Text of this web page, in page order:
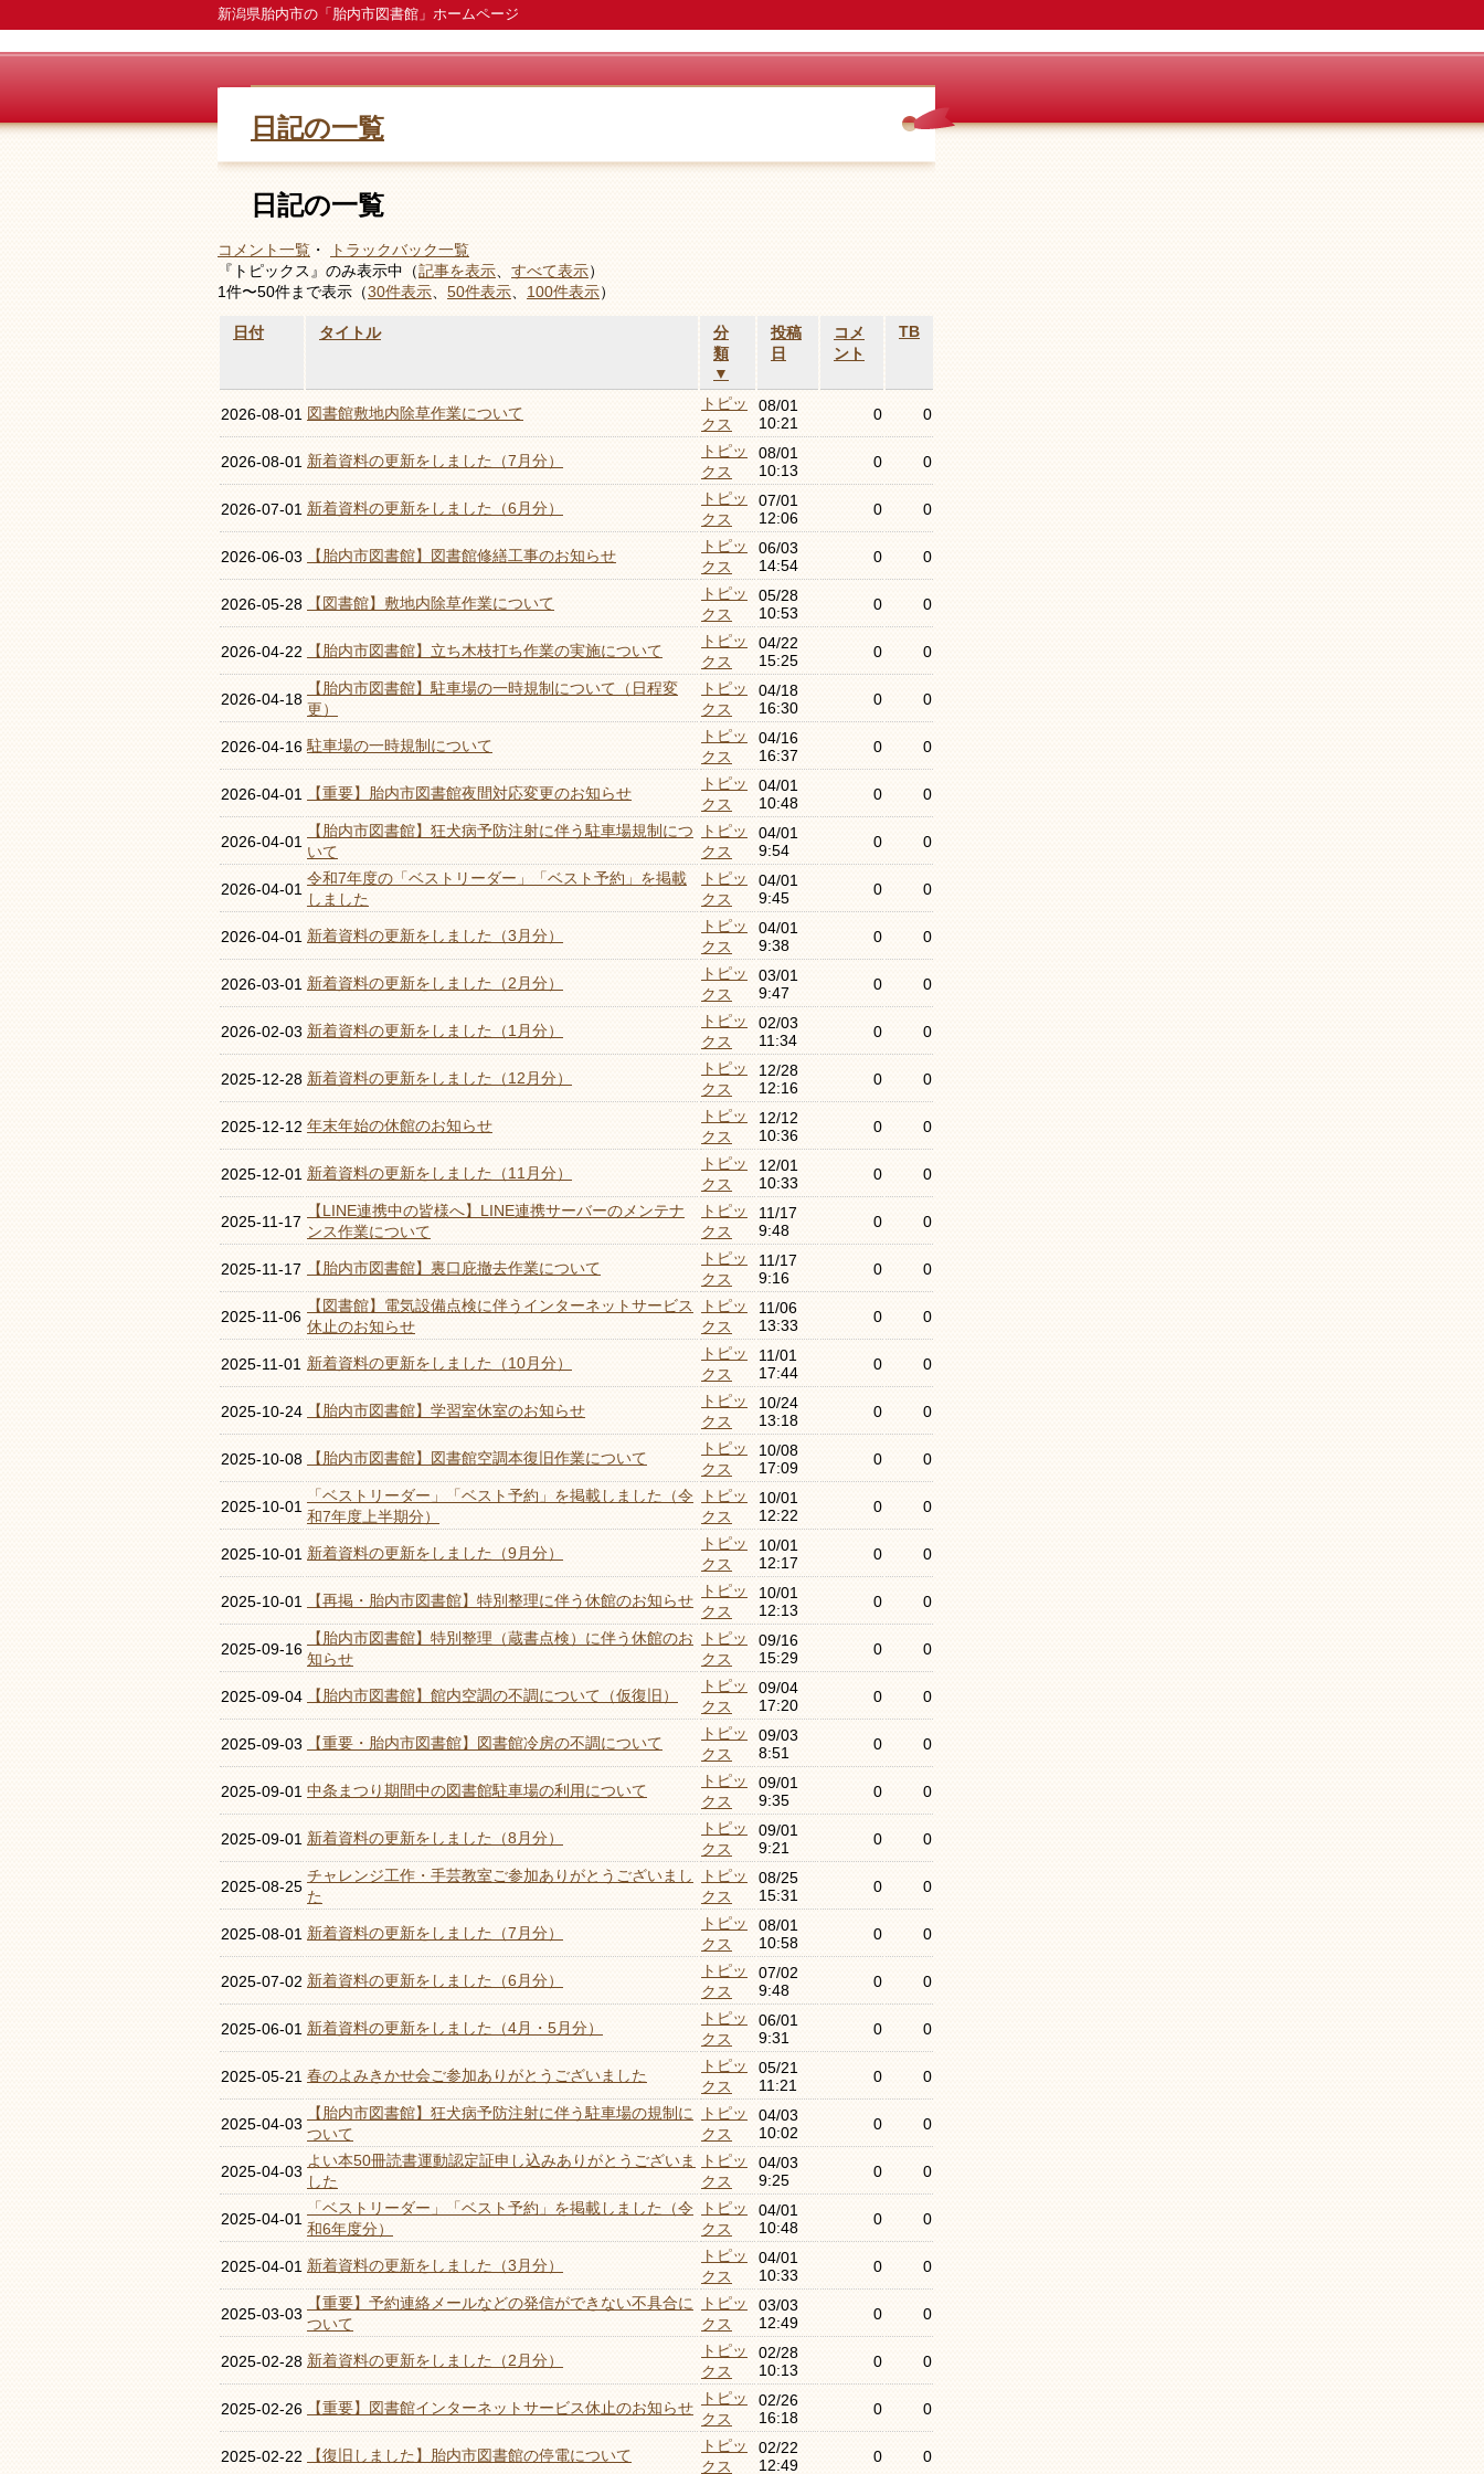
新潟県胎内市の「胎内市図書館」ホームページ
日記の一覧
日記の一覧
コメント一覧 ・
トラックバック一覧
『トピックス』のみ表示中（記事を表示 すべて表示）
1件〜50件まで表示（30件表示 50件表示 100件表示）
日付 タイトル
分
類
▼
投稿
日
コメ
ント
TB
2026-08-01 図書館敷地内除草作業について
トピッ
クス
08/01
10:21
0 0
2026-08-01 新着資料の更新をしました（7月分）
トピッ
クス
08/01
10:13
0 0
2026-07-01 新着資料の更新をしました（6月分）
トピッ
クス
07/01
12:06
0 0
2026-06-03 【胎内市図書館】図書館修繕工事のお知らせ
トピッ
クス
06/03
14:54
0 0
2026-05-28 【図書館】敷地内除草作業について
トピッ
クス
05/28
10:53
0 0
2026-04-22 【胎内市図書館】立ち木枝打ち作業の実施について
トピッ
クス
04/22
15:25
0 0
2026-04-18
【胎内市図書館】駐車場の一時規制について（日程変
更）
トピッ
クス
04/18
16:30
0 0
2026-04-16 駐車場の一時規制について
トピッ
クス
04/16
16:37
0 0
2026-04-01 【重要】胎内市図書館夜間対応変更のお知らせ
トピッ
クス
04/01
10:48
0 0
2026-04-01
【胎内市図書館】狂犬病予防注射に伴う駐車場規制につ
いて
トピッ
クス
04/01
9:54
0 0
2026-04-01
令和7年度の「ベストリーダー」「ベスト予約」を掲載
しました
トピッ
クス
04/01
9:45
0 0
2026-04-01 新着資料の更新をしました（3月分）
トピッ
クス
04/01
9:38
0 0
2026-03-01 新着資料の更新をしました（2月分）
トピッ
クス
03/01
9:47
0 0
2026-02-03 新着資料の更新をしました（1月分）
トピッ
クス
02/03
11:34
0 0
2025-12-28 新着資料の更新をしました（12月分）
トピッ
クス
12/28
12:16
0 0
2025-12-12 年末年始の休館のお知らせ
トピッ
クス
12/12
10:36
0 0
2025-12-01 新着資料の更新をしました（11月分）
トピッ
クス
12/01
10:33
0 0
2025-11-17
【LINE連携中の皆様へ】LINE連携サーバーのメンテナ
ンス作業について
トピッ
クス
11/17
9:48
0 0
2025-11-17 【胎内市図書館】裏口庇撤去作業について
トピッ
クス
11/17
9:16
0 0
2025-11-06
【図書館】電気設備点検に伴うインターネットサービス
休止のお知らせ
トピッ
クス
11/06
13:33
0 0
2025-11-01 新着資料の更新をしました（10月分）
トピッ
クス
11/01
17:44
0 0
2025-10-24 【胎内市図書館】学習室休室のお知らせ
トピッ
クス
10/24
13:18
0 0
2025-10-08 【胎内市図書館】図書館空調本復旧作業について
トピッ
クス
10/08
17:09
0 0
2025-10-01
「ベストリーダー」「ベスト予約」を掲載しました（令
和7年度上半期分）
トピッ
クス
10/01
12:22
0 0
2025-10-01 新着資料の更新をしました（9月分）
トピッ
クス
10/01
12:17
0 0
2025-10-01 【再掲・胎内市図書館】特別整理に伴う休館のお知らせ
トピッ
クス
10/01
12:13
0 0
2025-09-16
【胎内市図書館】特別整理（蔵書点検）に伴う休館のお
知らせ
トピッ
クス
09/16
15:29
0 0
2025-09-04 【胎内市図書館】館内空調の不調について（仮復旧）
トピッ
クス
09/04
17:20
0 0
2025-09-03 【重要・胎内市図書館】図書館冷房の不調について
トピッ
クス
09/03
8:51
0 0
2025-09-01 中条まつり期間中の図書館駐車場の利用について
トピッ
クス
09/01
9:35
0 0
2025-09-01 新着資料の更新をしました（8月分）
トピッ
クス
09/01
9:21
0 0
2025-08-25
チャレンジ工作・手芸教室ご参加ありがとうございまし
た
トピッ
クス
08/25
15:31
0 0
2025-08-01 新着資料の更新をしました（7月分）
トピッ
クス
08/01
10:58
0 0
2025-07-02 新着資料の更新をしました（6月分）
トピッ
クス
07/02
9:48
0 0
2025-06-01 新着資料の更新をしました（4月・5月分）
トピッ
クス
06/01
9:31
0 0
2025-05-21 春のよみきかせ会ご参加ありがとうございました
トピッ
クス
05/21
11:21
0 0
2025-04-03
【胎内市図書館】狂犬病予防注射に伴う駐車場の規制に
ついて
トピッ
クス
04/03
10:02
0 0
2025-04-03
よい本50冊読書運動認定証申し込みありがとうございま
した
トピッ
クス
04/03
9:25
0 0
2025-04-01
「ベストリーダー」「ベスト予約」を掲載しました（令
和6年度分）
トピッ
クス
04/01
10:48
0 0
2025-04-01 新着資料の更新をしました（3月分）
トピッ
クス
04/01
10:33
0 0
2025-03-03
【重要】予約連絡メールなどの発信ができない不具合に
ついて
トピッ
クス
03/03
12:49
0 0
2025-02-28 新着資料の更新をしました（2月分）
トピッ
クス
02/28
10:13
0 0
2025-02-26 【重要】図書館インターネットサービス休止のお知らせ
トピッ
クス
02/26
16:18
0 0
2025-02-22 【復旧しました】胎内市図書館の停電について
トピッ
クス
02/22
12:49
0 0